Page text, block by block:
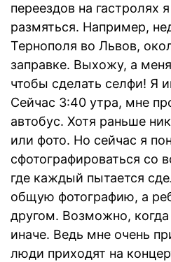
переездов на гастролях
размяться. Например,
Тернополя во Львов,
заправке. Выхожу, а
чтобы сделать селфи! Я
Сейчас 3:40 утра, мне
автобус. Хотя раньше
или фото. Но сейчас я
сфотографироваться со
где каждый пытается
общую фотографию, а
другом. Возможно, когда
иначе. Ведь мне очень
люди приходят на